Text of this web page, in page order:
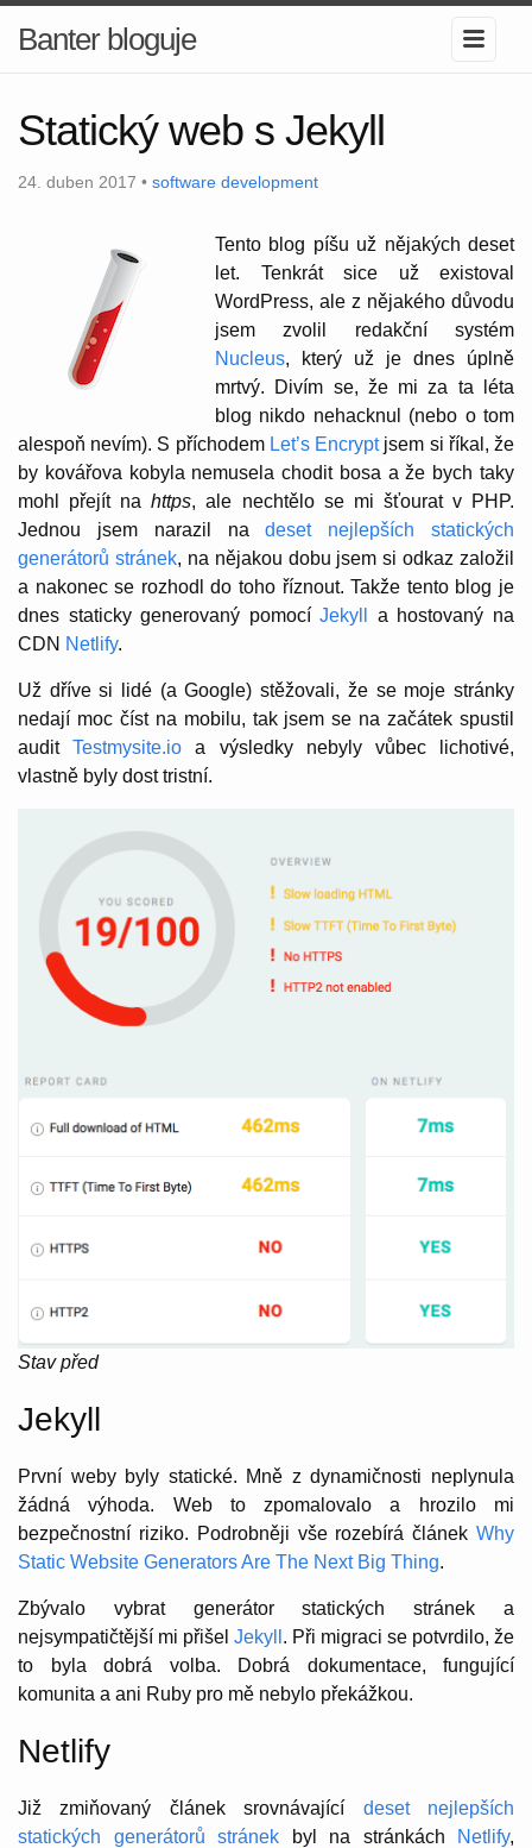
Banter bloguje
Statický web s Jekyll
24. duben 2017 • software development
Tento blog píšu už nějakých deset
let. Tenkrát sice už existoval
WordPress, ale z nějakého důvodu
jsem zvolil redakční systém
Nucleus, který už je dnes úplně
mrtvý. Divím se, že mi za ta léta
blog nikdo nehacknul (nebo o tom
alespoň nevím). S příchodem Let’s Encryptjsem si říkal, že
by kovářova kobyla nemusela chodit bosa a že bych taky
mohl přejít nahttps, ale nechtělo se mi šťourat v PHP.
Jednou jsem narazil nadeset nejlepších statických
generátorů stránek, na nějakou dobu jsem si odkaz založil
a nakonec se rozhodl do toho říznout. Takže tento blog je
dnes staticky generovaný pomocíJekyll
a hostovaný na
CDN Netlify.
Už dříve si lidé (a Google) stěžovali, že se moje stránky
nedají moc číst na mobilu, tak jsem se na začátek spustil
auditTestmysite.io a výsledky nebyly vůbec lichotivé,
vlastně byly dost tristní.
Stav před
Jekyll
První weby byly statické. Mně z dynamičnosti neplynula
žádná výhoda. Web to zpomalovalo a hrozilo mi
bezpečnostní riziko. Podrobněji vše rozebírá článek Why
Static Website Generators Are The Next Big Thing.
Zbývalo vybrat generátor statických stránek a
nejsympatičtější mi přišel Jekyll . Při migraci se potvrdilo, že
to byla dobrá volba. Dobrá dokumentace, fungující
komunita a ani Ruby pro mě nebylo překážkou.
Netlify
Již zmiňovaný článek srovnávající deset nejlepších
statických generátorů stránek byl na stránkách Netlify,